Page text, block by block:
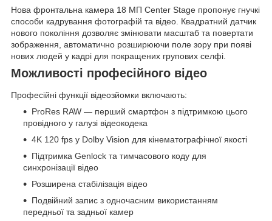
Нова фронтальна камера 18 МП Center Stage пропонує гнучкі
способи кадрування фотографій та відео. Квадратний датчик
нового покоління дозволяє змінювати масштаб та повертати
зображення, автоматично розширюючи поле зору при появі
нових людей у кадрі для покращених групових селфі.
Можливості професійного відео
Професійні функції відеозйомки включають:
ProRes RAW — перший смартфон з підтримкою цього
провідного у галузі відеокодека
4K 120 fps у Dolby Vision для кінематографічної якості
Підтримка Genlock та тимчасового коду для
синхронізації відео
Розширена стабілізація відео
Подвійний запис з одночасним використанням
передньої та задньої камер